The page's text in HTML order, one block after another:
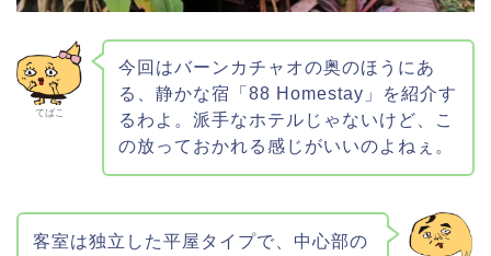
てばこ
今回はバーンカチャオの奥のほうにあ
る、静かな宿「88 Homestay」を紹介す
るわよ。派手なホテルじゃないけど、こ
の放っておかれる感じがいいのよねぇ。
客室は独立した平屋タイプで、中心部の